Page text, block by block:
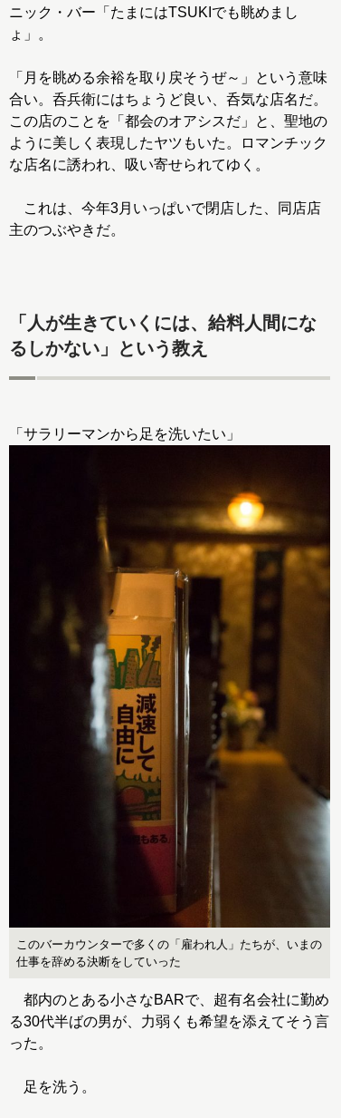
ニック・バー「たまにはTSUKIでも眺めまし
ょ」。
「月を眺める余裕を取り戻そうぜ～」という意味
合い。呑兵衛にはちょうど良い、呑気な店名だ。
この店のことを「都会のオアシスだ」と、聖地の
ように美しく表現したヤツもいた。ロマンチック
な店名に誘われ、吸い寄せられてゆく。
これは、今年3月いっぱいで閉店した、同店店
主のつぶやきだ。
「人が生きていくには、給料人間にな
るしかない」という教え
このバーカウンターで多くの「雇われ人」たちが、いまの
仕事を辞める決断をしていった
都内のとある小さなBARで、超有名会社に勤め
る30代半ばの男が、力弱くも希望を添えてそう言
った。
足を洗う。